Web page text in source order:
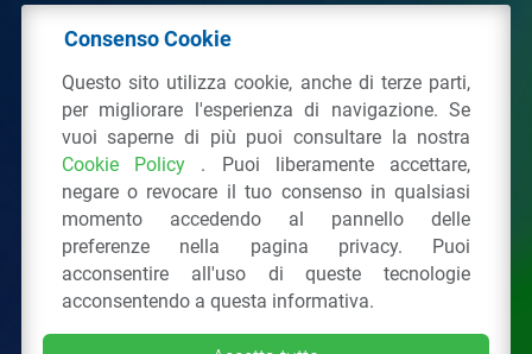
Plastiche da Riciclo
C.F. 97381090154
Via San Vittore 36 20123Milano (MI)
Tel.: 02 43928225.
Tutti i diritti riservati Privacy Policy &Cookie
Consenso Cookie
Questo sito utilizza cookie, anche di terze parti,
per migliorare l'esperienza di navigazione. Se
vuoi saperne di più puoi consultare la nostra
Cookie Policy . Puoi liberamente accettare,
negare o revocare il tuo consenso in qualsiasi
momento accedendo al pannello delle
preferenze nella pagina privacy. Puoi
acconsentire all'uso di queste tecnologie
acconsentendo a questa informativa.